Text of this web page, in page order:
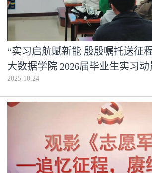
“实习启航赋新能 殷殷嘱托送征
大数据学院 2026届毕业生实习动
2025.10.24